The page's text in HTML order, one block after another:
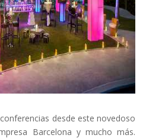
desde este novedoso
Barcelona y mucho más.